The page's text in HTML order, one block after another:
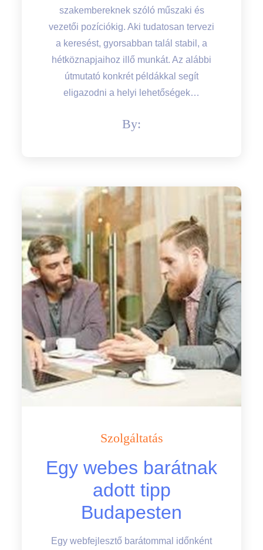
szakembereknek szóló műszaki és
vezetői pozíciókig. Aki tudatosan tervezi
a keresést, gyorsabban talál stabil, a
hétköznapjaihoz illő munkát. Az alábbi
útmutató konkrét példákkal segít
eligazodni a helyi lehetőségek…
By:
Szolgáltatás
Egy webes barátnak
adott tipp
Budapesten
Egy webfejlesztő barátommal időnként